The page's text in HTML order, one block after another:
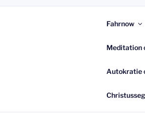
Fahrnow
Meditation
Autokratie